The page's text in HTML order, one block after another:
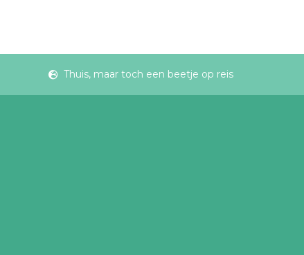
Thuis, maar toch een beetje op reis